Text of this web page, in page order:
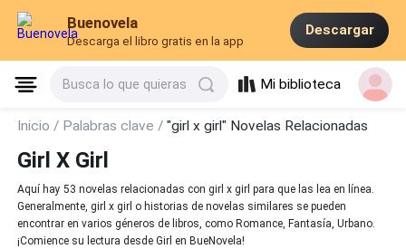
Buenovela
Descarga el libro gratis en la app
Descargar
Busca lo que quieras Mi biblioteca
Inicio / Palabras clave /"girl x girl" Novelas Relacionadas
Girl X Girl
Aquí hay 53 novelas relacionadas con girl x girl para que las lea en línea.
Generalmente, girl x girl o historias de novelas similares se pueden
encontrar en varios géneros de libros, como Romance, Fantasía, Urbano.
¡Comience su lectura desde Girl en BueNovela!